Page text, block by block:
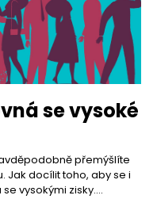
se vysoké
přemýšlíte
Jak docílit toho, aby se i
vysokými zisky....